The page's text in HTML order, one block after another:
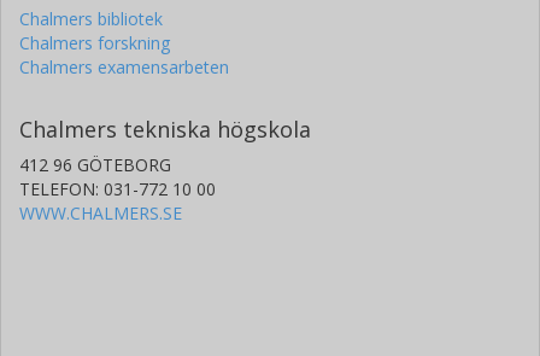
Chalmers bibliotek
Chalmers forskning
Chalmers examensarbeten
Chalmers tekniska högskola
412 96 GÖTEBORG
TELEFON: 031-772 10 00
WWW.CHALMERS.SE